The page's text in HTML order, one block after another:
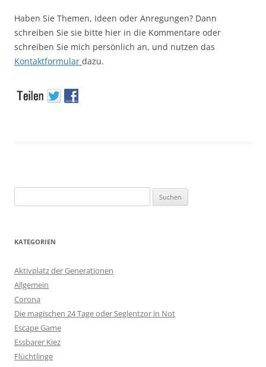
Haben Sie Themen, Ideen oder Anregungen? Dann
schreiben Sie sie bitte hier in die Kommentare oder
schreiben Sie mich persönlich an, und nutzen das
Kontaktformular dazu.
nach:
KATEGORIEN
Aktivplatz der Generationen
Allgemein
Corona
Die magischen 24 Tage oder Seglentzor in Not
Escape Game
Essbarer Kiez
Flüchtlinge